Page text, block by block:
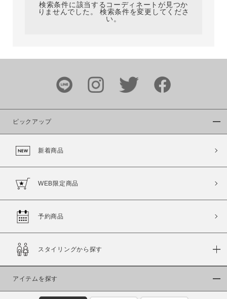
カラー
価格
～
商品タイプ
検索条件に該当するコーディネートが見つか
りませんでした。 検索条件を変更してくださ
い。
ピックアップ
新着商品
WEB限定商品
予約商品
スタイリングから探す
アイテムを探す